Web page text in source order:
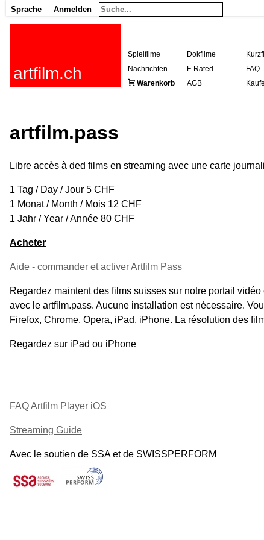
Sprache Anmelden
artfilm.ch
Spielfilme Dokfilme
Nachrichten
F-Rated FAQ
Warenkorb
AGB
artfilm.pass
Libre accès à ded films en streaming avec une carte
1 Tag / Day / Jour 5 CHF
1 Monat / Month / Mois 12 CHF
1 Jahr / Year / Année 80 CHF
Acheter
Aide - commander et activer Artfilm Pass
Regardez maintent des films suisses sur notre portail
avec le artfilm.pass. Aucune installation est nécessaire.
Firefox, Chrome, Opera, iPad, iPhone. La résolution des
Regardez sur iPad ou iPhone
FAQ Artfilm Player iOS
Streaming Guide
Avec le soutien de SSA et de SWISSPERFORM